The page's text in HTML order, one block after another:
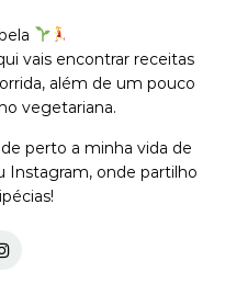
vais encontrar receitas
além de um pouco
vegetariana.
perto a minha vida de
Instagram, onde partilho